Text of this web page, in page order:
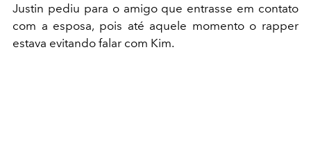
Justin pediu para o amigo que entrasse em contato
com a esposa, pois até aquele momento o rapper
estava evitando falar com Kim.